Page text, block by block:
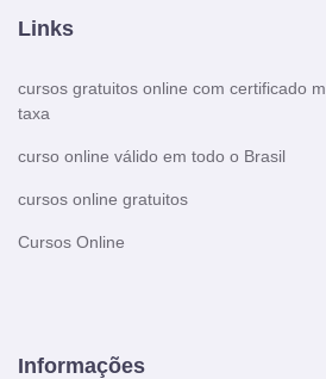
Links
cursos gratuitos online com certificado
taxa
curso online válido em todo o Brasil
cursos online gratuitos
Cursos Online
Informações